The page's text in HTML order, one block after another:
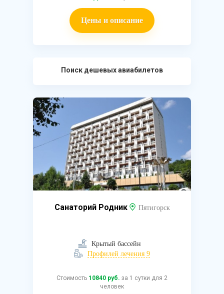
Цены и описание
Поиск дешевых авиабилетов
Санаторий Родник Пятигорск
Крытый бассейн
Профилей лечения 9
Стоимость 10840 руб. за 1 сутки для 2
человек